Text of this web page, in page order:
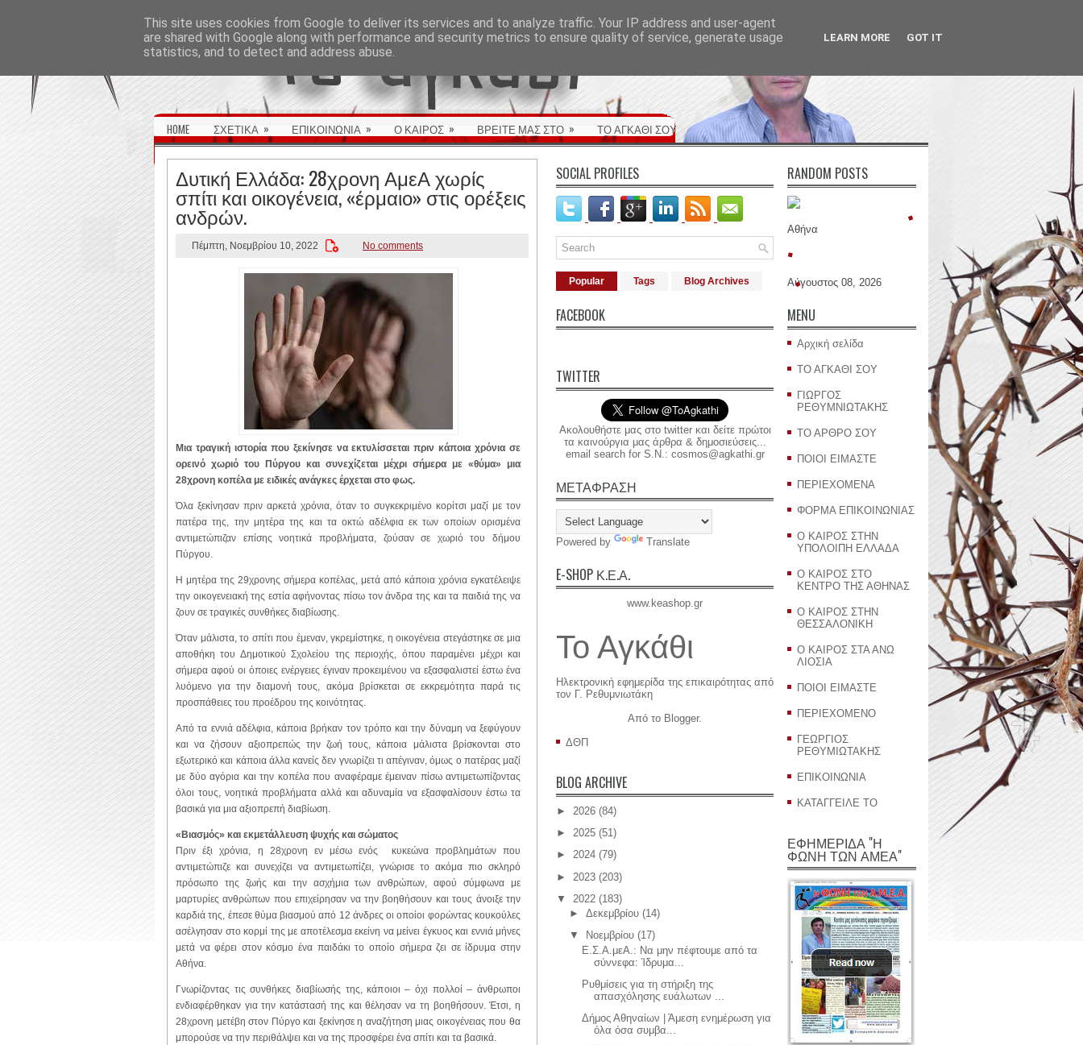
HOME ΣΧΕΤΙΚΑ » ΕΠΙΚΟΙΝΩΝΙΑ » Ο ΚΑΙΡΟΣ » ΒΡΕΙΤΕ ΜΑΣ ΣΤΟ » ΤΟ ΑΓΚΑΘΙ ΣΟΥ
Δυτική Ελλάδα: 28χρονη ΑμεΑ χωρίς
σπίτι και οικογένεια, «έρμαιο» στις ορέξεις
ανδρών.
Πέμπτη, Νοεμβρίου 10, 2022 No comments
Μια τραγική ιστορία που ξεκίνησε να εκτυλίσσεται πριν κάποια χρόνια σε
ορεινό χωριό του Πύργου και συνεχίζεται μέχρι σήμερα με «θύμα» μια
28χρονη κοπέλα με ειδικές ανάγκες έρχεται στο φως.
Όλα ξεκίνησαν πριν αρκετά χρόνια, όταν το συγκεκριμένο κορίτσι μαζί με τον
πατέρα της, την μητέρα της και τα οκτώ αδέλφια εκ των οποίων ορισμένα
αντιμετώπιζαν επίσης νοητικά προβλήματα, ζούσαν σε χωριό του δήμου
Πύργου.
Η μητέρα της 29χρονης σήμερα κοπέλας, μετά από κάποια χρόνια εγκατέλειψε
την οικογενειακή της εστία αφήνοντας πίσω τον άνδρα της και τα παιδιά της να
ζουν σε τραγικές συνθήκες διαβίωσης.
Όταν μάλιστα, το σπίτι που έμεναν, γκρεμίστηκε, η οικογένεια στεγάστηκε σε μια
αποθήκη του Δημοτικού Σχολείου της περιοχής, όπου παραμένει μέχρι και
σήμερα αφού οι όποιες ενέργειες έγιναν προκειμένου να εξασφαλιστεί έστω ένα
λυόμενο για την διαμονή τους, ακόμα βρίσκεται σε εκκρεμότητα παρά τις
προσπάθειες του προέδρου της κοινότητας.
Από τα εννιά αδέλφια, κάποια βρήκαν τον τρόπο και την δύναμη να ξεφύγουν
και να ζήσουν αξιοπρεπώς την ζωή τους, κάποια μάλιστα βρίσκονται στο
εξωτερικό και κάποια άλλα κανείς δεν γνωρίζει τι απέγιναν, όμως ο πατέρας μαζί
με δύο αγόρια και την κοπέλα που αναφέραμε έμειναν πίσω αντιμετωπίζοντας
όλοι τους, νοητικά προβλήματα αλλά και αδυναμία να εξασφαλίσουν έστω τα
βασικά για μια αξιοπρεπή διαβίωση.
«Βιασμός» και εκμετάλλευση ψυχής και σώματος
Πριν έξι χρόνια, η 28χρονη εν μέσω ενός κυκεώνα προβλημάτων που
αντιμετώπιζε και συνεχίζει να αντιμετωπίζει, γνώρισε το ακόμα πιο σκληρό
πρόσωπο της ζωής και την ασχήμια των ανθρώπων, αφού σύμφωνα με
μαρτυρίες ανθρώπων που επιχείρησαν να την βοηθήσουν και τους άνοιξε την
καρδιά της, έπεσε θύμα βιασμού από 12 άνδρες οι οποίοι φορώντας κουκούλες
ασέλγησαν στο κορμί της με αποτέλεσμα εκείνη να μείνει έγκυος και εννιά μήνες
μετά να φέρει στον κόσμο ένα παιδάκι το οποίο σήμερα ζει σε ίδρυμα στην
Αθήνα.
Γνωρίζοντας τις συνθήκες διαβίωσής της, κάποιοι – όχι πολλοί – άνθρωποι
ενδιαφέρθηκαν για την κατάστασή της και θέλησαν να τη βοηθήσουν. Έτσι, η
28χρονη μετέβη στον Πύργο και ξεκίνησε η αναζήτηση μιας οικογένειας που θα
μπορούσε να την περιθάλψει και να της προσφέρει ένα σπίτι και τα βασικά.
SOCIAL PROFILES
Popular Tags Blog Archives
FACEBOOK
TWITTER
Ακολουθήστε μας στο twitter και δείτε πρώτοι
τα καινούργια μας άρθρα & δημοσιεύσεις...
email search for S.N.: cosmos@agkathi.gr
ΜΕΤΑΦΡΑΣΗ
Powered by Translate
E-SHOP Κ.Ε.Α.
www.keashop.gr
Το Αγκάθι
Ηλεκτρονική εφημερίδα της επικαιρότητας από
τον Γ. Ρεθυμνιωτάκη
Από το Blogger.
ΔΘΠ
BLOG ARCHIVE
► 2026 (84)
► 2025 (51)
► 2024 (79)
► 2023 (203)
▼
2022 (183)
► Δεκεμβρίου (14)
▼
Νοεμβρίου (17)
Ε.Σ.Α.μεΑ.: Να μην πέφτουμε από τα
σύννεφα: Ίδρυμα...
Ρυθμίσεις για τη στήριξη της
απασχόλησης ευάλωτων ...
Δήμος Αθηναίων | Άμεση ενημέρωση για
όλα όσα συμβα...
RANDOM POSTS
Αθήνα
Αύγουστος 08, 2026
MENU
Αρχική σελίδα
ΤΟ ΑΓΚΑΘΙ ΣΟΥ
ΓΙΩΡΓΟΣ
ΡΕΘΥΜΝΙΩΤΑΚΗΣ
ΤΟ ΑΡΘΡΟ ΣΟΥ
ΠΟΙΟΙ ΕΙΜΑΣΤΕ
ΠΕΡΙΕΧΟΜΕΝΑ
ΦΟΡΜΑ ΕΠΙΚΟΙΝΩΝΙΑΣ
Ο ΚΑΙΡΟΣ ΣΤΗΝ
ΥΠΟΛΟΙΠΗ ΕΛΛΑΔΑ
Ο ΚΑΙΡΟΣ ΣΤΟ
ΚΕΝΤΡΟ ΤΗΣ ΑΘΗΝΑΣ
Ο ΚΑΙΡΟΣ ΣΤΗΝ
ΘΕΣΣΑΛΟΝΙΚΗ
Ο ΚΑΙΡΟΣ ΣΤΑ ΑΝΩ
ΛΙΟΣΙΑ
ΠΟΙΟΙ ΕΙΜΑΣΤΕ
ΠΕΡΙΕΧΟΜΕΝΟ
ΓΕΩΡΓΙΟΣ
ΡΕΘΥΜΙΩΤΑΚΗΣ
ΕΠΙΚΟΙΝΩΝΙΑ
ΚΑΤΑΓΓΕΙΛΕ ΤΟ
ΕΦΗΜΕΡΙΔΑ "Η
ΦΩΝΗ ΤΩΝ ΑΜΕΑ"
This site uses cookies from Google to deliver its services and to analyze traffic. Your IP address and user-agent
are shared with Google along with performance and security metrics to ensure quality of service, generate usage
statistics, and to detect and address abuse.
LEARN MORE GOT IT